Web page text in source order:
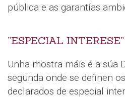
pública e as garantías
”ESPECIAL INTERESE”
Unha mostra máis é a súa
segunda onde se definen
declarados de especial